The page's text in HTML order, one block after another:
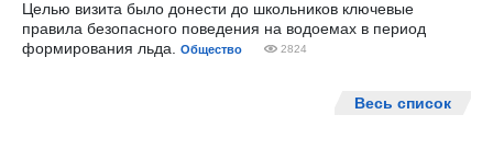
Целью визита было донести до школьников ключевые
правила безопасного поведения на водоемах в период
формирования льда.
Общество 2824
Весь список